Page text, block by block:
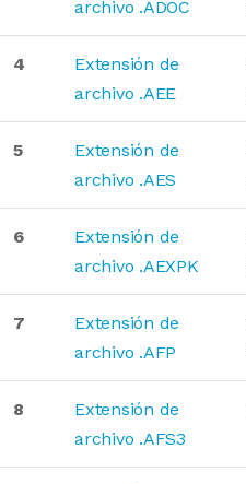
archivo .ADOC
4
Extensión de
archivo .AEE
5
Extensión de
archivo .AES
6
Extensión de
archivo .AEXPK
7
Extensión de
archivo .AFP
8
Extensión de
archivo .AFS3